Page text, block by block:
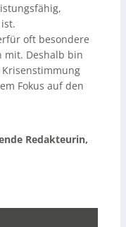
oft besondere
mit. Deshalb bin
Fokus auf den
Redakteurin,